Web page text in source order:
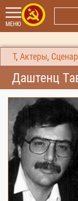
МЕНЮ
Т, Актеры,
Даштенц